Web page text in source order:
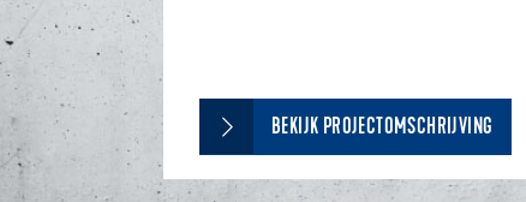
BEKIJK PROJECTOMSCHRIJVING